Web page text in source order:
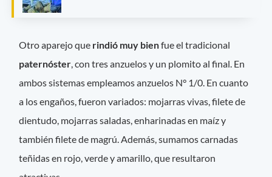
Otro aparejo que rindió muy bienfue el tradicional
paternóster, con tres anzuelos y un plomito al final. En
ambos sistemas empleamos anzuelos N° 1/0. En cuanto
a los engaños, fueron variados: mojarras vivas, filete de
dientudo, mojarras saladas, enharinadas en maíz y
también filete de magrú. Además, sumamos carnadas
teñidas en rojo, verde y amarillo, que resultaron